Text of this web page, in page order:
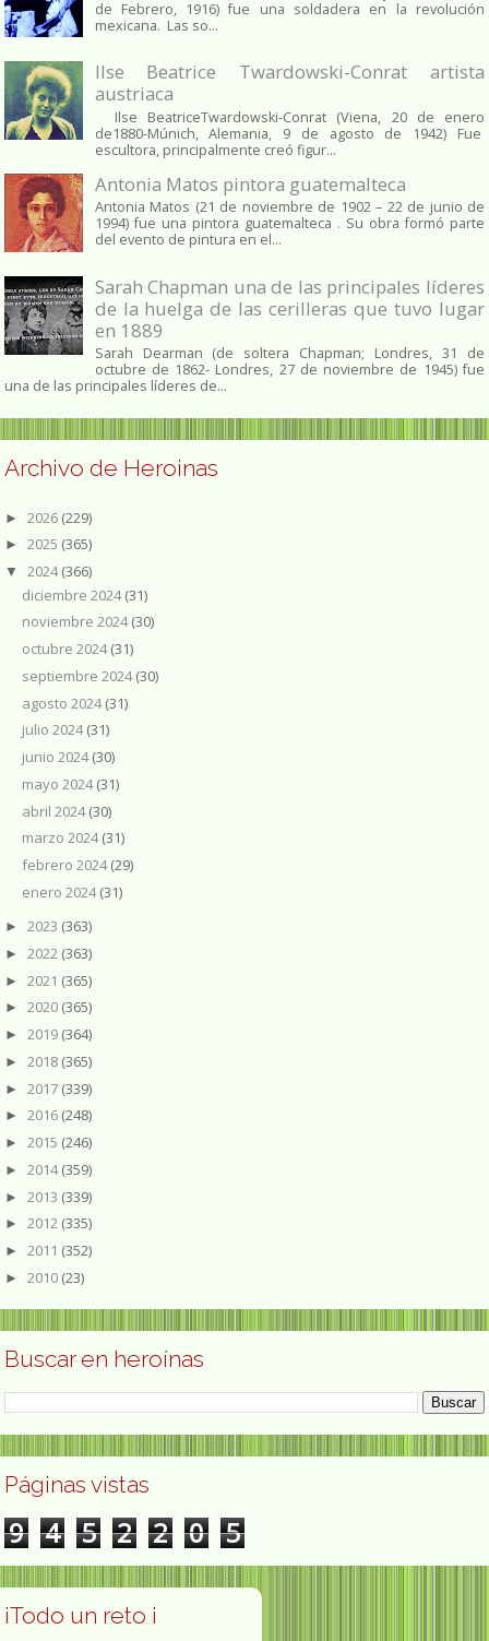
de Febrero, 1916) fue una soldadera en la revolución
mexicana. Las so...
Ilse Beatrice Twardowski-Conrat artista
austriaca
Ilse BeatriceTwardowski-Conrat (Viena, 20 de enero
de1880-Múnich, Alemania, 9 de agosto de 1942) Fue
escultora, principalmente creó figur...
Antonia Matos pintora guatemalteca
Antonia Matos (21 de noviembre de 1902 – 22 de junio de
1994) fue una pintora guatemalteca . Su obra formó parte
del evento de pintura en el...
Sarah Chapman una de las principales líderes
de la huelga de las cerilleras que tuvo lugar
en 1889
Sarah Dearman (de soltera Chapman; Londres, 31 de
octubre de 1862​- Londres, 27 de noviembre de 1945)​ fue
una de las principales líderes de...
Archivo de Heroinas
► 2026 (229)
► 2025 (365)
▼ 2024(366)
diciembre 2024(31)
noviembre 2024(30)
octubre 2024(31)
septiembre 2024(30)
agosto 2024(31)
julio 2024(31)
junio 2024(30)
mayo 2024(31)
abril 2024(30)
marzo 2024(31)
febrero 2024(29)
enero 2024(31)
► 2023 (363)
► 2022 (363)
► 2021 (365)
► 2020 (365)
► 2019 (364)
► 2018 (365)
► 2017 (339)
► 2016 (248)
► 2015 (246)
► 2014(359)
► 2013 (339)
► 2012 (335)
► 2011 (352)
► 2010 (23)
Buscar en heroínas
Páginas vistas
9 4 5 2 2 0 5
¡Todo un reto ¡